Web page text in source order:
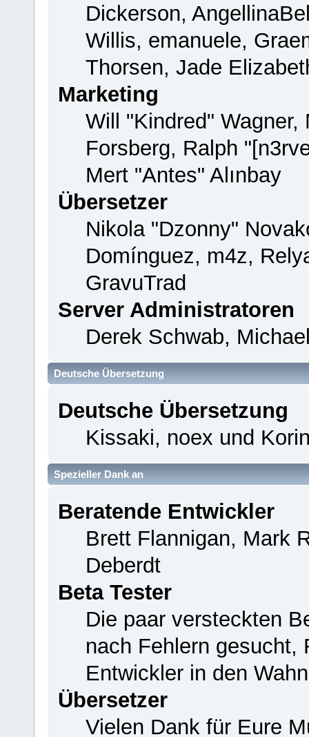
Dickerson,
Willis, emanuele,
Thorsen, Jade
Marketing
Will "Kindred" Wagner,
Forsberg, Ralph
Mert "Antes" Alınbay
Übersetzer
Nikola "Dzonny"
Domínguez, m4z,
GravuTrad
Server Administratoren
Derek Schwab,
Deutsche Übersetzung
Deutsche Übersetzung
Kissaki, noex und
Spezieller Dank an
Beratende Entwickler
Brett Flannigan, Mark
Deberdt
Beta Tester
Die paar versteckten
nach Fehlern gesucht,
Entwickler in den
Übersetzer
Vielen Dank für Eure